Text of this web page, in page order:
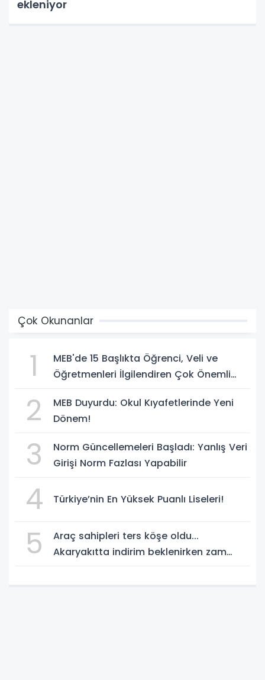
ekleniyor
Çok Okunanlar
1
MEB'de 15 Başlıkta Öğrenci, Veli ve
Öğretmenleri İlgilendiren Çok Önemli
2
MEB Duyurdu: Okul Kıyafetlerinde Yeni
Dönem!
3
Norm Güncellemeleri Başladı: Yanlış Veri
Girişi Norm Fazlası Yapabilir
4 Türkiye’nin En Yüksek Puanlı Liseleri!
5
Araç sahipleri ters köşe oldu...
Akaryakıtta indirim beklenirken zam